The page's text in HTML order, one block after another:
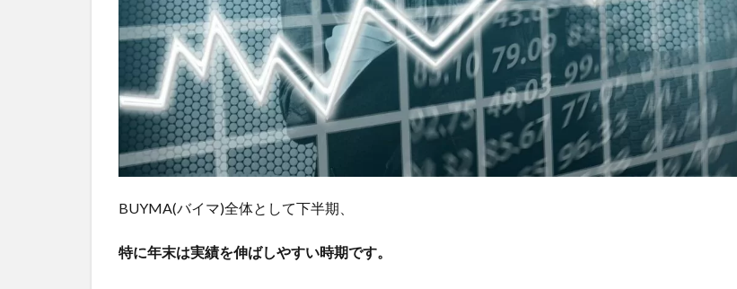
同
時
に
仕
入
れ
や
す
い
時
で
あ
BUYMA(バイマ)全体として下半期、
特に年末は実績を伸ばしやすい時期です。